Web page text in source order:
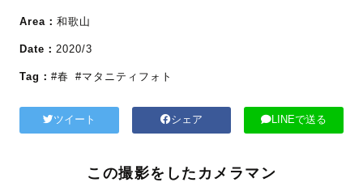
Area： 和歌山
Date： 2020/3
Tag： #春 #マタニティフォト
ツイート シェア LINEで送る
この撮影をしたカメラマン